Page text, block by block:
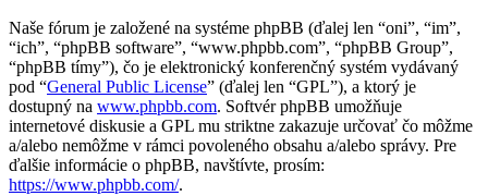
Naše fórum je založené na systéme phpBB (ďalej len “oni”, “im”,
“ich”, “phpBB software”, “www.phpbb.com”, “phpBB Group”,
“phpBB tímy”), čo je elektronický konferenčný systém vydávaný
pod “General Public License” (ďalej len “GPL”), a ktorý je
dostupný na www.phpbb.com. Softvér phpBB umožňuje
internetové diskusie a GPL mu striktne zakazuje určovať čo môžme
a/alebo nemôžme v rámci povoleného obsahu a/alebo správy. Pre
ďalšie informácie o phpBB, navštívte, prosím:
https://www.phpbb.com/.